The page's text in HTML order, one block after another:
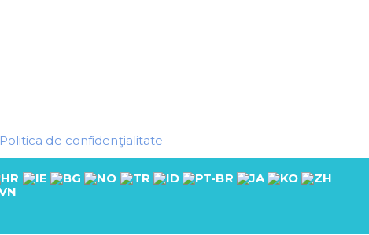
Politica de confidenţialitate